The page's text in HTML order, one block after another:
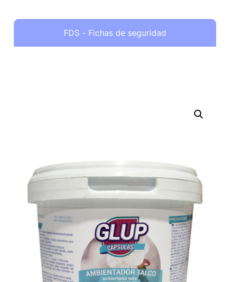
FDS - Fichas de seguridad